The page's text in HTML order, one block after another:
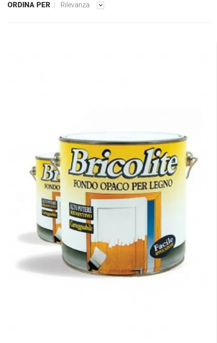
ORDINA PER
Rilevanza